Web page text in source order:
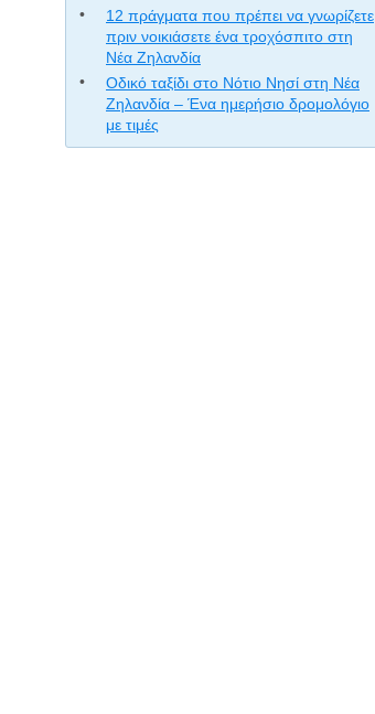
12 πράγματα που πρέπει να γνωρίζετε
πριν νοικιάσετε ένα τροχόσπιτο στη
Νέα Ζηλανδία
Οδικό ταξίδι στο Νότιο Νησί στη Νέα
Ζηλανδία – Ένα ημερήσιο δρομολόγιο
με τιμές